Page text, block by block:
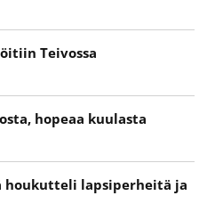
Teivossa
hopeaa kuulasta
houkutteli lapsiperheitä ja